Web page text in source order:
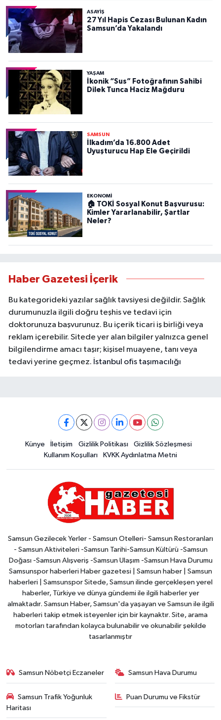
ASAYIŞ
27 Yıl Hapis Cezası Bulunan Kadın
Samsun’da Yakalandı
YAŞAM
İkonik “Sus” Fotoğrafının Sahibi
Dilek Tunca Haciz Mağduru
SAMSUN
İlkadım’da 16.800 Adet
Uyuşturucu Hap Ele Geçirildi
EKONOMİ
🏠 TOKİ Sosyal Konut Başvurusu:
Kimler Yararlanabilir, Şartlar
Neler?
Haber Gazetesi İçerik
Bu kategorideki yazılar sağlık tavsiyesi değildir. Sağlık
durumunuzla ilgili doğru teşhis ve tedavi için
doktorunuza başvurunuz. Bu içerik ticari iş birliği veya
reklam içerebilir. Sitede yer alan bilgiler yalnızca genel
bilgilendirme amacı taşır; kişisel muayene, tanı veya
tedavi yerine geçmez. İstanbul ofis taşımacılığı
Künye İletişim Gizlilik Politikası
Gizlilik Sözleşmesi
Kullanım Koşulları
KVKK Aydınlatma Metni
Samsun Gezilecek Yerler - Samsun Otelleri- Samsun Restoranları
- Samsun Aktiviteleri -Samsun Tarihi-Samsun Kültürü -Samsun
Doğası -Samsun Alışveriş -Samsun Ulaşım -Samsun Hava Durumu
Samsunspor haberleri Haber gazetesi | Samsun haber | Samsun
haberleri | Samsunspor Sitede, Samsun ilinde gerçekleşen yerel
haberler, Türkiye ve dünya gündemi ile ilgili haberler yer
almaktadır. Samsun Haber, Samsun'da yaşayan ve Samsun ile ilgili
haberleri takip etmek isteyenler için bir kaynaktır. Site, arama
motorları tarafından kolayca bulunabilir ve okunabilir şekilde
tasarlanmıştır
Samsun Nöbetçi Eczaneler Samsun Hava Durumu
Samsun Trafik Yoğunluk
Haritası
Puan Durumu ve Fikstür